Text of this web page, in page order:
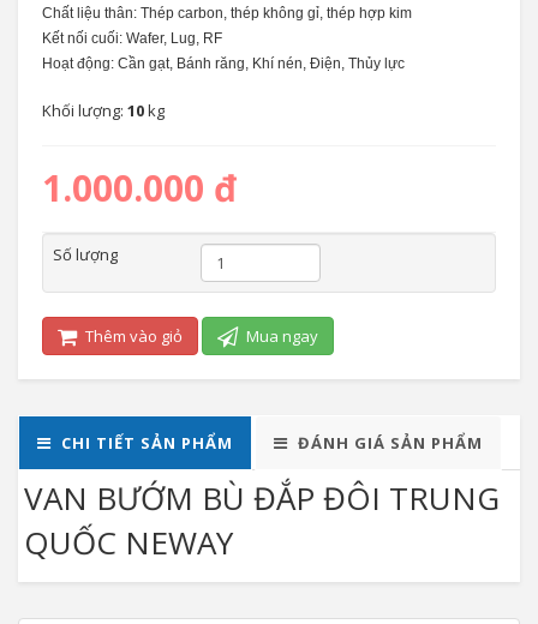
Chất liệu thân: Thép carbon, thép không gỉ, thép hợp kim
Kết nối cuối: Wafer, Lug, RF
Hoạt động: Cần gạt, Bánh răng, Khí nén, Điện, Thủy lực
Khối lượng: 10kg
1.000.000 đ
Số lượng
Thêm vào giỏ Mua ngay
CHI TIẾT SẢN PHẨM ĐÁNH GIÁ SẢN PHẨM
VAN BƯỚM BÙ ĐẮP ĐÔI TRUNG
QUỐC NEWAY